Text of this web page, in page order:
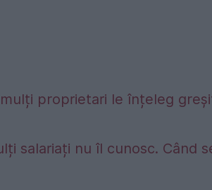
proprietari le înțeleg
salariați nu îl cunosc. Când